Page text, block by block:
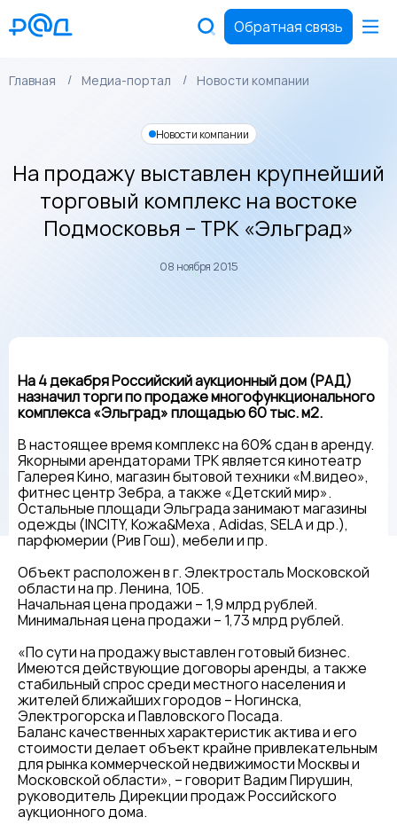
Обратная связь
Главная Медиа-портал Новости компании
Новости компании
На продажу выставлен крупнейший
торговый комплекс на востоке
Подмосковья – ТРК «Эльград»
08 ноября 2015
На 4 декабря Российский аукционный дом (РАД)
назначил торги по продаже многофункционального
комплекса «Эльград» площадью 60 тыс. м2.
В настоящее время комплекс на 60% сдан в аренду.
Якорными арендаторами ТРК является кинотеатр
Галерея Кино, магазин бытовой техники «M.видео»,
фитнес центр Зебра, а также «Детский мир».
Остальные площади Эльграда занимают магазины
одежды (INCITY, Кожа&Меха , Adidas, SELA и др.),
парфюмерии (Рив Гош), мебели и пр.
Объект расположен в г. Электросталь Московской
области на пр. Ленина, 10Б.
Начальная цена продажи – 1,9 млрд рублей.
Минимальная цена продажи – 1,73 млрд рублей.
«По сути на продажу выставлен готовый бизнес.
Имеются действующие договоры аренды, а также
стабильный спрос среди местного населения и
жителей ближайших городов – Ногинска,
Электрогорска и Павловского Посада.
Баланс качественных характеристик актива и его
стоимости делает объект крайне привлекательным
для рынка коммерческой недвижимости Москвы и
Московской области», – говорит Вадим Пирушин,
руководитель Дирекции продаж Российского
аукционного дома.